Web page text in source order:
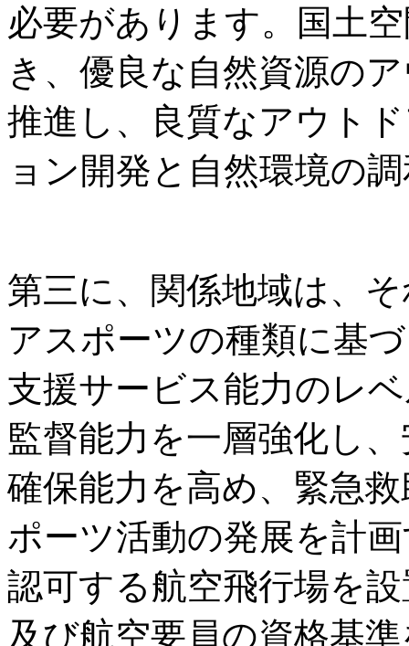
必要があります。国土
き、優良な自然資源の
推進し、良質なアウト
ョン開発と自然環境の
第三に、関係地域は、
アスポーツの種類に基
支援サービス能力のレ
監督能力を一層強化し
確保能力を高め、緊急
ポーツ活動の発展を計
認可する航空飛行場を
及び航空要員の資格基